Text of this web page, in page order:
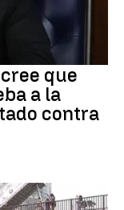
que
a la
contra